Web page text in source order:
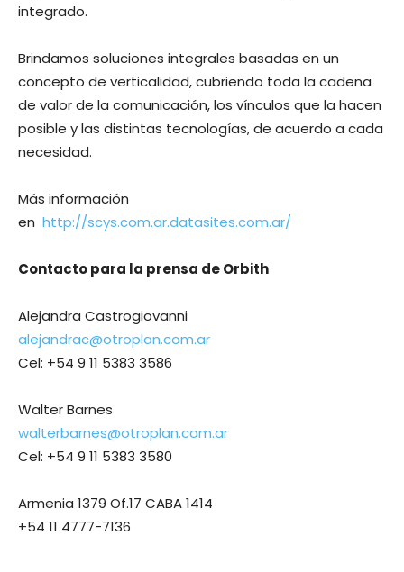
integrado.
Brindamos soluciones integrales basadas en un
concepto de verticalidad, cubriendo toda la cadena
de valor de la comunicación, los vínculos que la hacen
posible y las distintas tecnologías, de acuerdo a cada
necesidad.
Más información
en http://scys.com.ar.datasites.com.ar/
Contacto para la prensa de Orbith
Alejandra Castrogiovanni
alejandrac@otroplan.com.ar
Cel: +54 9 11 5383 3586
Walter Barnes
walterbarnes@otroplan.com.ar
Cel: +54 9 11 5383 3580
Armenia 1379 Of.17 CABA 1414
+54 11 4777-7136